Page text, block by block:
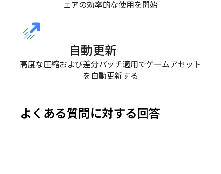
ェアの効率的な使用を開始
自動更新
高度な圧縮および差分パッチ適用でゲームアセット
を自動更新する
よくある質問に対する回答